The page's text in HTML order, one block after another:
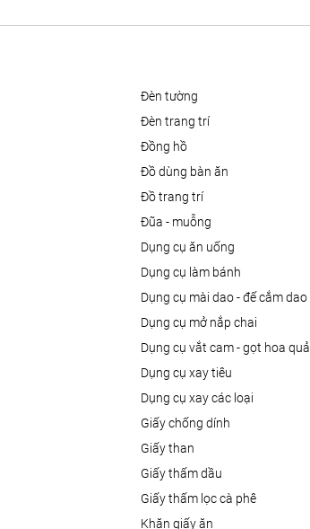
đèn tường
đèn trang trí
đồng hồ
đồ dùng bàn ăn
đồ trang trí
đũa - muỗng
dụng cụ ăn uống
dụng cụ làm bánh
dụng cụ mài dao - đế cắm dao
dụng cụ mở nắp chai
dụng cụ vắt cam - gọt hoa quả
dụng cụ xay tiêu
dụng cụ xay các loại
giấy chống dính
giấy than
giấy thấm dầu
giấy thấm lọc cà phê
khăn giấy ăn